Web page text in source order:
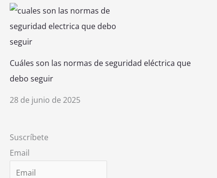
Cuáles son las normas de seguridad eléctrica que
debo seguir
28 de junio de 2025
Suscríbete
Email